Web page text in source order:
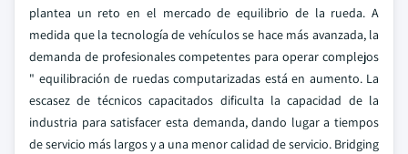
plantea un reto en el mercado de equilibrio de la rueda. A
medida que la tecnología de vehículos se hace más avanzada, la
demanda de profesionales competentes para operar complejos
" equilibración de ruedas computarizadas está en aumento. La
escasez de técnicos capacitados dificulta la capacidad de la
industria para satisfacer esta demanda, dando lugar a tiempos
de servicio más largos y a una menor calidad de servicio. Bridging